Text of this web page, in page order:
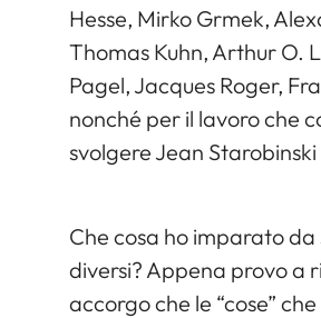
Hesse, Mirko Grmek,
Thomas Kuhn, Arthur O.
Pagel, Jacques Roger,
nonché per il lavoro che
svolgere Jean
Che cosa ho imparato da
diversi? Appena provo a
accorgo che le “cose”